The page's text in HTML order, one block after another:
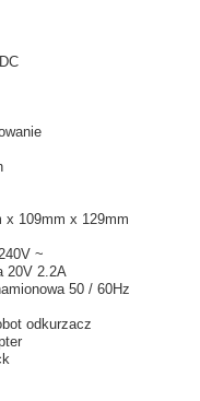
x 109mm x 129mm
~
20V 2.2A
50 / 60Hz
odkurzacz